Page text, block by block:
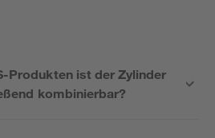
Produkten ist der Zylinder
kombinierbar?